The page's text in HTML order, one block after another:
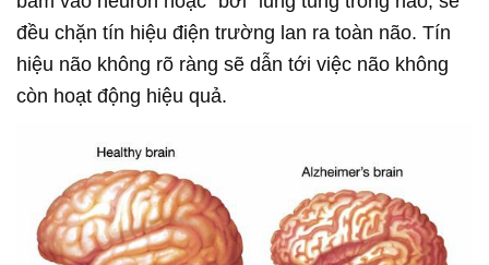
đều chặn tín hiệu điện trường lan ra toàn não. Tín
hiệu não không rõ ràng sẽ dẫn tới việc não không
còn hoạt động hiệu quả.